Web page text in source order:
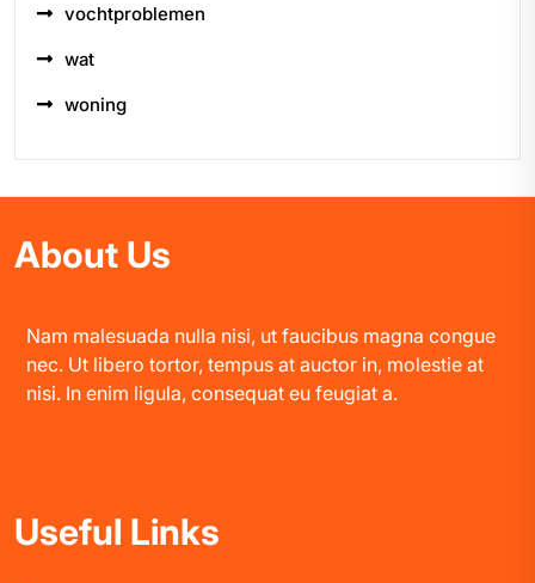
vochtproblemen
wat
woning
About Us
Nam malesuada nulla nisi, ut faucibus magna congue
nec. Ut libero tortor, tempus at auctor in, molestie at
nisi. In enim ligula, consequat eu feugiat a.
Useful Links